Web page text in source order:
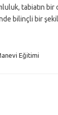
tabiatın bir
bilinçli bir
Eğitimi